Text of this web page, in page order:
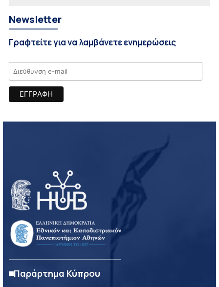
Newsletter
Γραφτείτε για να λαμβάνετε ενημερώσεις
Παράρτημα Κύπρου